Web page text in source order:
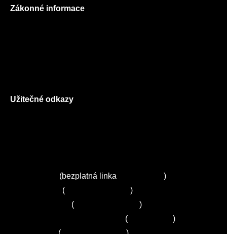
Zákonné informace
Užitečné odkazy
(bezplatná linka
)
(
)
(
)
(
)